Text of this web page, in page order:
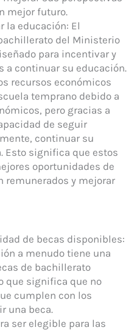
mejor futuro.
la educación: El
del Ministerio
para incentivar y
a continuar su educación.
recursos económicos
temprano debido a
pero gracias a
de seguir
continuar su
Esto significa que estos
oportunidades de
remunerados y mejorar
de becas disponibles:
a menudo tiene una
de bachillerato
que significa que no
cumplen con los
una beca.
ser elegible para las